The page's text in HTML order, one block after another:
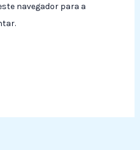
navegador para a